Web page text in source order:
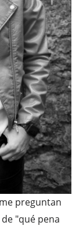
preguntan
"qué pena